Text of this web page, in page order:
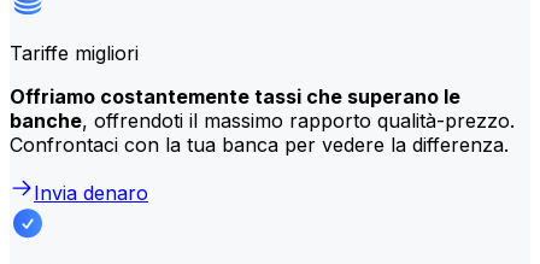
Tariffe migliori
Offriamo costantemente tassi che superano le
banche, offrendoti il massimo rapporto qualità-prezzo.
Confrontaci con la tua banca per vedere la differenza.
Invia denaro